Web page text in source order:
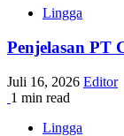
Lingga
Penjelasan PT
Juli 16, 2026 Editor
1 min read
Lingga